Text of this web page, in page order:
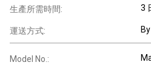
生產所需時間: 3
運送方式:
Model No.: